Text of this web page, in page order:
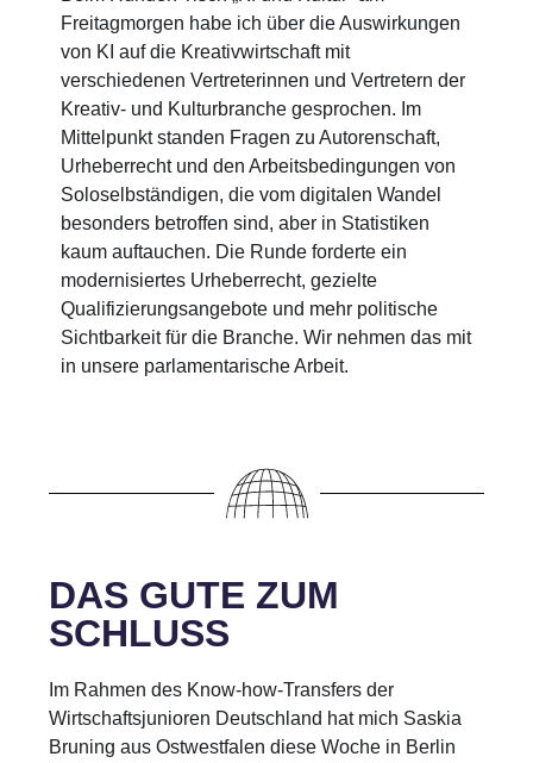
Freitagmorgen habe ich über die Auswirkungen
von KI auf die Kreativwirtschaft mit
verschiedenen Vertreterinnen und Vertretern der
Kreativ- und Kulturbranche gesprochen. Im
Mittelpunkt standen Fragen zu Autorenschaft,
Urheberrecht und den Arbeitsbedingungen von
Soloselbständigen, die vom digitalen Wandel
besonders betroffen sind, aber in Statistiken
kaum auftauchen. Die Runde forderte ein
modernisiertes Urheberrecht, gezielte
Qualifizierungsangebote und mehr politische
Sichtbarkeit für die Branche. Wir nehmen das mit
in unsere parlamentarische Arbeit.
DAS GUTE ZUM
SCHLUSS
Im Rahmen des Know-how-Transfers der
Wirtschaftsjunioren Deutschland hat mich Saskia
Bruning aus Ostwestfalen diese Woche in Berlin